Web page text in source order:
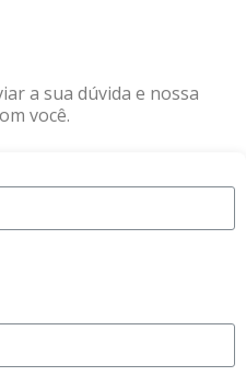
a sua dúvida e nossa
você.